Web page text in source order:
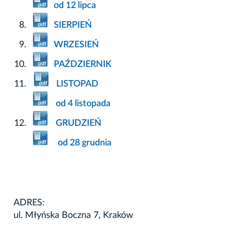
od 12 lipca
SIERPIEŃ
WRZESIEŃ
PAŹDZIERNIK
LISTOPAD
od 4 listopada
GRUDZIEŃ
od 28 grudnia
ADRES:
ul. Młyńska Boczna 7, Kraków